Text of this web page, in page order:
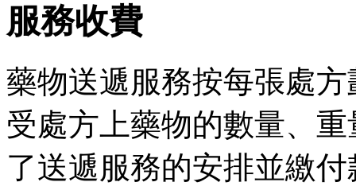
服務收費
藥物送遞服務按每張處
受處方上藥物的數量、
了送遞服務的安排並繳